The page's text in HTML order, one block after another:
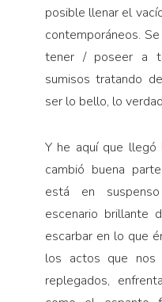
posible llenar el
contemporáneos.
tener / poseer a
sumisos tratando
ser lo bello, lo
Y he aquí que llegó
cambió buena
está en
escenario
escarbar en lo que
los actos que nos
replegados,